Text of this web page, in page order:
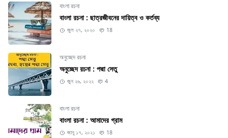
বাংলা রচনা
বাংলা রচনা : ছাত্রজীবনের দায়িত্ব ও কর্তব্য
জুল ২৭, ২০২০ 18
অনুচ্ছেদ রচনা
অনুচ্ছেদ রচনা : পদ্মা সেতু
জুন ২৬, ২০২২ 4
বাংলা রচনা
বাংলা রচনা : আমাদের গ্রাম
জানু ১৭, ২০২১ 18